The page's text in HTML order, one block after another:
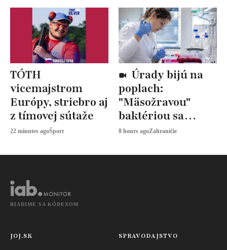
TÓTH
vicemajstrom
Európy, striebro aj
z tímovej sútaže
22 minutes agoŠport
poplach:
"Mäsožravou"
baktériou sa
nakazilo 9 ľudí, 5 z
8 hours agoZahraničie
RIADIME SA KÓDEXOM
JOJ.SK SPRAVODAJSTVO